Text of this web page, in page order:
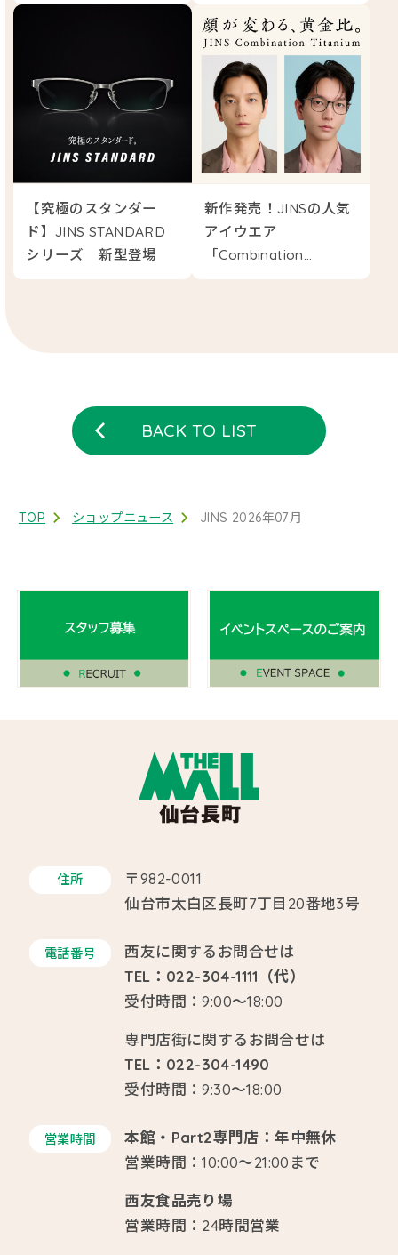
2025/ 10
2025/ 07
2025/ 05
【究極のスタンダー
ド】JINS STANDARD
シリーズ 新型登場
新作発売！JINSの人気
アイウエア
「Combination
Titanium」に新型追加
BACK TO LIST
TOP ショップニュース JINS 2026年07月
住所
〒982-0011
仙台市太白区長町7丁目20番地3号
電話番号
西友に関するお問合せは
TEL：022-304-1111（代）
受付時間：9:00～18:00
専門店街に関するお問合せは
TEL：022-304-1490
受付時間：9:30～18:00
営業時間
本館・Part2専門店：年中無休
営業時間：10:00～21:00まで
西友食品売り場
営業時間：24時間営業